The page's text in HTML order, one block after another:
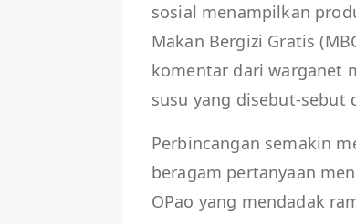
sosial menampilkan
Makan Bergizi Gratis
komentar dari warganet
susu yang disebut-sebut
Perbincangan semakin
beragam pertanyaan
OPao yang mendadak